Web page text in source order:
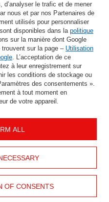
et dans le cadre du service Newsletter dans la rubrique
d’analyser le trafic et de mener
nous et par nos Partenaires de
utilisés pour personnaliser
disponibles dans la politique
sur la manière dont Google
sur la page – Utilisation
. L’acceptation de ce
à leur enregistrement sur
les conditions de stockage ou
des consentements ».
à tout moment en
de votre appareil.
OF CONSENTS
ALL